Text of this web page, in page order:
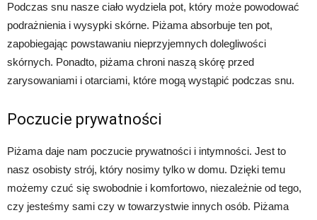
Podczas snu nasze ciało wydziela pot, który może powodować
podrażnienia i wysypki skórne. Piżama absorbuje ten pot,
zapobiegając powstawaniu nieprzyjemnych dolegliwości
skórnych. Ponadto, piżama chroni naszą skórę przed
zarysowaniami i otarciami, które mogą wystąpić podczas snu.
Poczucie prywatności
Piżama daje nam poczucie prywatności i intymności. Jest to
nasz osobisty strój, który nosimy tylko w domu. Dzięki temu
możemy czuć się swobodnie i komfortowo, niezależnie od tego,
czy jesteśmy sami czy w towarzystwie innych osób. Piżama